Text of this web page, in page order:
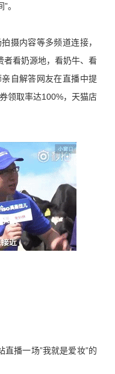
。
摄内容等多频道连接，
者看奶源地，看奶牛、看
自解答网友在直播中提
领取率达100%，天猫店
播一场”我就是爱妆”的